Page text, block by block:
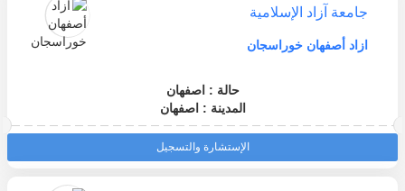
جامعة آزاد الإسلامية
ازاد أصفهان خوراسجان
حالة : اصفهان
المدينة : اصفهان
الإستشارة والتسجيل